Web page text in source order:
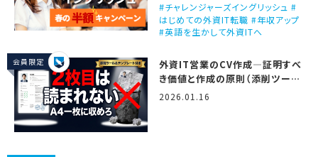
チャレンジャーズイングリッシュ #
はじめての外資IT転職 #年収アップ
#英語を生かして外資ITへ
会員限定
外資IT営業のCV作成―証明すべ
き価値と作成の原則（添削ツール
＆テンプレート付き）
2026.01.16